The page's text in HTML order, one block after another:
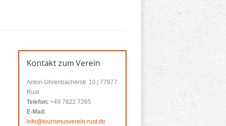
Kontakt zum Verein
Anton-Uhrenbacherstr. 10 | 77977
Rust
Telefon: +49 7822 7265
E-Mail:
info@tourismusverein-rust.de